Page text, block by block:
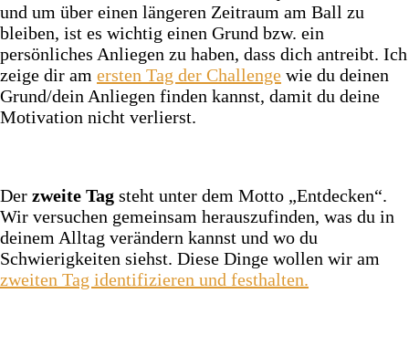
und um über einen längeren Zeitraum am Ball zu
bleiben, ist es wichtig einen Grund bzw. ein
persönliches Anliegen zu haben, dass dich antreibt. Ich
zeige dir am ersten Tag der Challenge wie du deinen
Grund/dein Anliegen finden kannst, damit du deine
Motivation nicht verlierst.
Der zweite Tag steht unter dem Motto „Entdecken“.
Wir versuchen gemeinsam herauszufinden, was du in
deinem Alltag verändern kannst und wo du
Schwierigkeiten siehst. Diese Dinge wollen wir am
zweiten Tag identifizieren und festhalten.